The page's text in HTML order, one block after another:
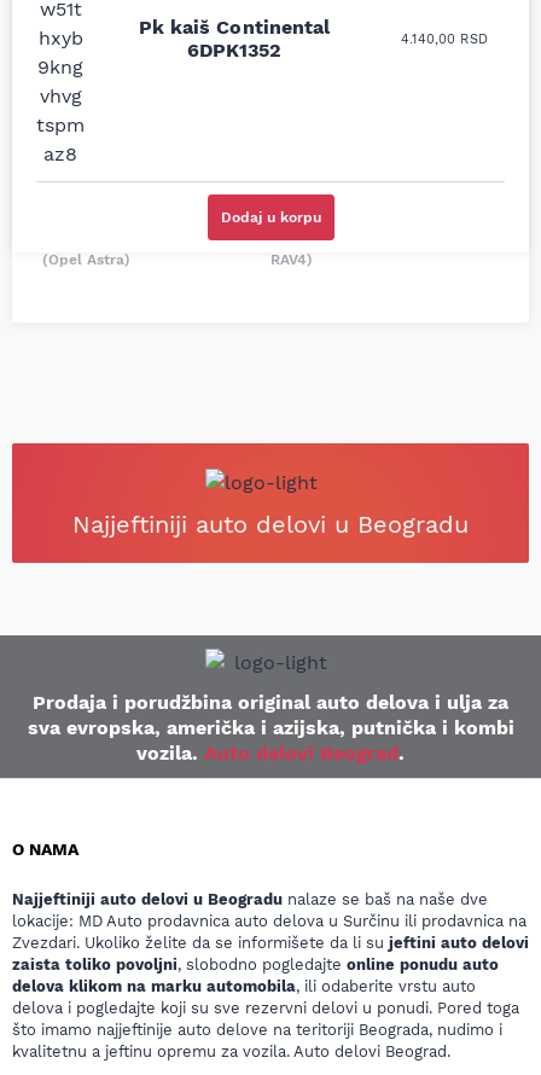
Pk kaiš Continental
6DPK1352
4.140,00 RSD
Dodaj u korpu
prodavnice auto delova
i definitivno najbolje
cene su ovde. Kupila
sam više puta auto
delove iz MD Auto. Uvek
dobra preporuka za
proizvođača i
odgovarajuću opremu.
Svetlana Večerinović, Beograd
(Opel Astra)
Nisam bio siguran koji je
tačan naziv i tip
odgovarajućeg
proizvođača.
Stefan Savić, Beograd (Toyota
RAV4)
Najjeftiniji auto delovi u Beogradu
Prodaja i porudžbina original auto delova i ulja za
sva evropska, američka i azijska, putnička i kombi
vozila. Auto delovi Beograd.
O NAMA
Najjeftiniji auto delovi u Beogradu nalaze se baš na naše dve
lokacije: MD Auto prodavnica auto delova u Surčinu ili prodavnica na
Zvezdari. Ukoliko želite da se informišete da li su jeftini auto delovi
zaista toliko povoljni, slobodno pogledajte online ponudu auto
delova klikom na marku automobila, ili odaberite vrstu auto
delova i pogledajte koji su sve rezervni delovi u ponudi. Pored toga
što imamo najjeftinije auto delove na teritoriji Beograda, nudimo i
kvalitetnu a jeftinu opremu za vozila. Auto delovi Beograd.